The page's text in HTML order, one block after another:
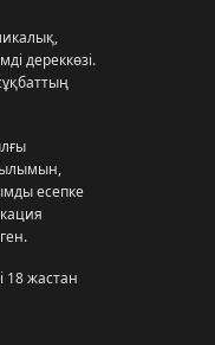
дереккөзі.
есепке
18 жастан